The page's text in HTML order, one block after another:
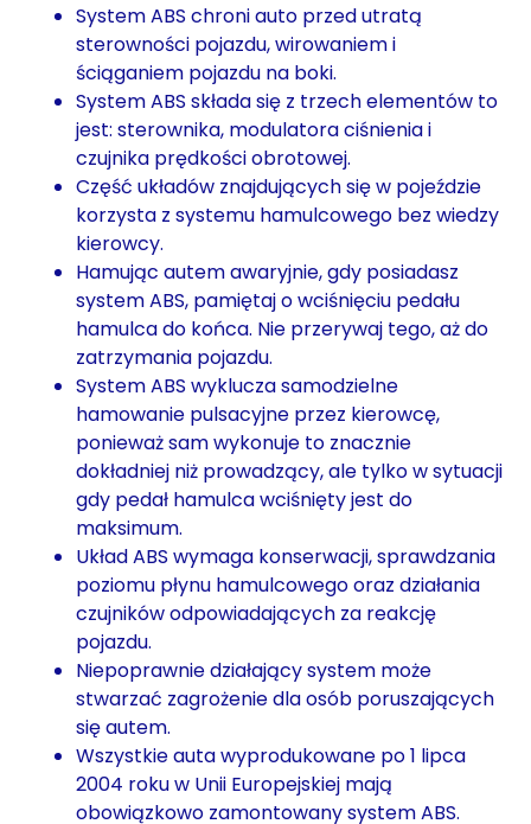
System ABS chroni auto przed utratą
sterowności pojazdu, wirowaniem i
ściąganiem pojazdu na boki.
System ABS składa się z trzech elementów to
jest: sterownika, modulatora ciśnienia i
czujnika prędkości obrotowej.
Część układów znajdujących się w pojeździe
korzysta z systemu hamulcowego bez wiedzy
kierowcy.
Hamując autem awaryjnie, gdy posiadasz
system ABS, pamiętaj o wciśnięciu pedału
hamulca do końca. Nie przerywaj tego, aż do
zatrzymania pojazdu.
System ABS wyklucza samodzielne
hamowanie pulsacyjne przez kierowcę,
ponieważ sam wykonuje to znacznie
dokładniej niż prowadzący, ale tylko w sytuacji
gdy pedał hamulca wciśnięty jest do
maksimum.
Układ ABS wymaga konserwacji, sprawdzania
poziomu płynu hamulcowego oraz działania
czujników odpowiadających za reakcję
pojazdu.
Niepoprawnie działający system może
stwarzać zagrożenie dla osób poruszających
się autem.
Wszystkie auta wyprodukowane po 1 lipca
2004 roku w Unii Europejskiej mają
obowiązkowo zamontowany system ABS.